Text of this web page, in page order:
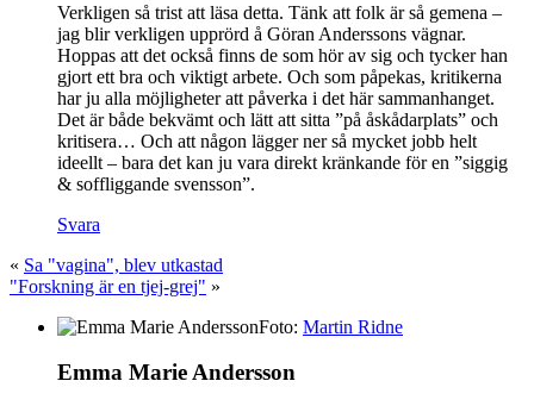
Verkligen så trist att läsa detta. Tänk att folk är så gemena –
jag blir verkligen upprörd å Göran Anderssons vägnar.
Hoppas att det också finns de som hör av sig och tycker han
gjort ett bra och viktigt arbete. Och som påpekas, kritikerna
har ju alla möjligheter att påverka i det här sammanhanget.
Det är både bekvämt och lätt att sitta ”på åskådarplats” och
kritisera… Och att någon lägger ner så mycket jobb helt
ideellt – bara det kan ju vara direkt kränkande för en ”siggig
& soffliggande svensson”.
Svara
« Sa "vagina", blev utkastad
"Forskning är en tjej-grej" »
Foto: Martin Ridne
Emma Marie Andersson